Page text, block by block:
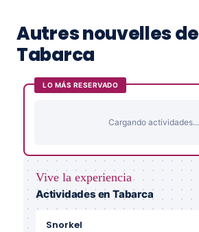
Autres nouvelles de
Tabarca
LO MÁS RESERVADO
Cargando actividades...
Vive la experiencia
Actividades en Tabarca
Snorkel